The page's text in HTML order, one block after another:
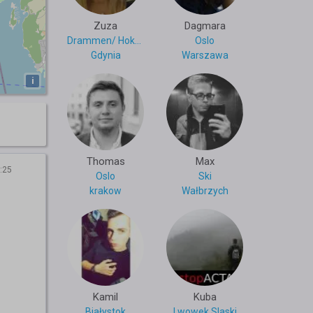
i
Zuza
Drammen/ Hokksund
Gdynia
Dagmara
Oslo
Warszawa
Thomas
Oslo
krakow
Max
Ski
Wałbrzych
Kamil Kuba